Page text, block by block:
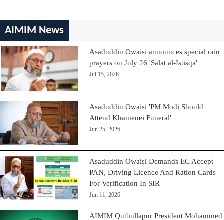
AIMIM News
Asaduddin Owaisi announces special rain
prayers on July 26 'Salat al-Istisqa'
Jul 15, 2026
Asaduddin Owaisi 'PM Modi Should
Attend Khamenei Funeral'
Jun 25, 2026
Asaduddin Owaisi Demands EC Accept
PAN, Driving Licence And Ration Cards
For Verification In SIR
Jun 11, 2026
AIMIM Qutbullapur President Mohammed